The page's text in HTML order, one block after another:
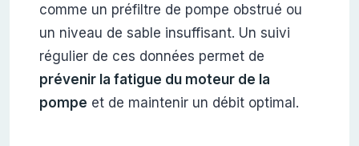
comme un préfiltre de pompe obstrué ou
un niveau de sable insuffisant. Un suivi
régulier de ces données permet de
prévenir la fatigue du moteur de la
pompe et de maintenir un débit optimal.